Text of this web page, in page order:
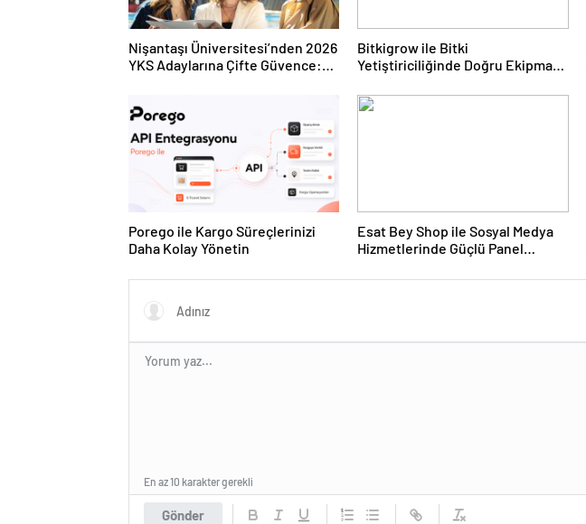
Nişantaşı Üniversitesi’nden 2026
YKS Adaylarına Çifte Güvence:
Bitkigrow ile Bitki
Yetiştiriciliğinde Doğru Ekipman
Porego ile Kargo Süreçlerinizi
Daha Kolay Yönetin
Esat Bey Shop ile Sosyal Medya
Hizmetlerinde Güçlü Panel
Gönder
En az 10 karakter gerekli